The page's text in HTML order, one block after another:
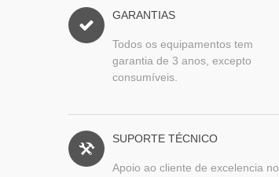
GARANTIAS
Todos os equipamentos tem
garantia de 3 anos, excepto
consumíveis.
SUPORTE TÉCNICO
Apoio ao cliente de excelencia no